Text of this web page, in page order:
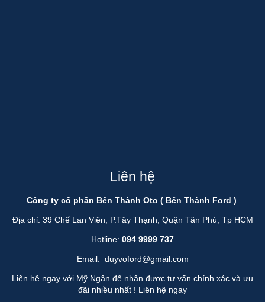
Liên hệ
Công ty cổ phần Bến Thành Oto ( Bến Thành Ford )
Địa chỉ: 39 Chế Lan Viên, P.Tây Thạnh, Quận Tân Phú, Tp HCM
Hotline: 094 9999 737
Email: duyvoford@gmail.com
Liên hệ ngay với Mỹ Ngân để nhận được tư vấn chính xác và ưu
đãi nhiều nhất ! Liên hệ ngay